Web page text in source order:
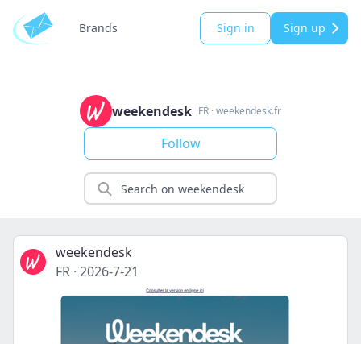
Brands Sign in Sign up
weekendesk FR ·weekendesk.fr
Follow
weekendesk
FR · 2026-7-21